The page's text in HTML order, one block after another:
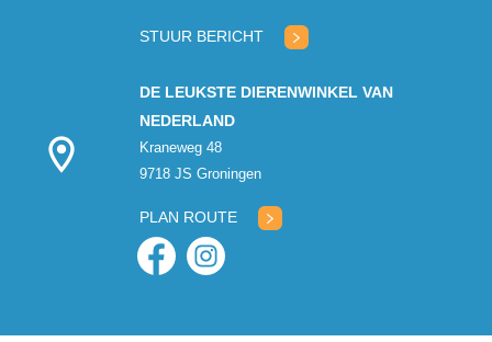
STUUR BERICHT
DE LEUKSTE DIERENWINKEL VAN
NEDERLAND
Kraneweg 48
9718 JS Groningen
PLAN ROUTE